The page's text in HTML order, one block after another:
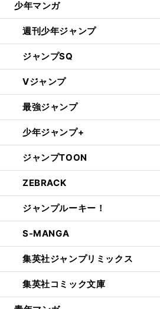
少年マンガ
週刊少年ジャンプ
ジャンプSQ
Vジャンプ
最強ジャンプ
少年ジャンプ+
ジャンプTOON
ZEBRACK
ジャンプルーキー！
S-MANGA
集英社ジャンプリミックス
集英社コミック文庫